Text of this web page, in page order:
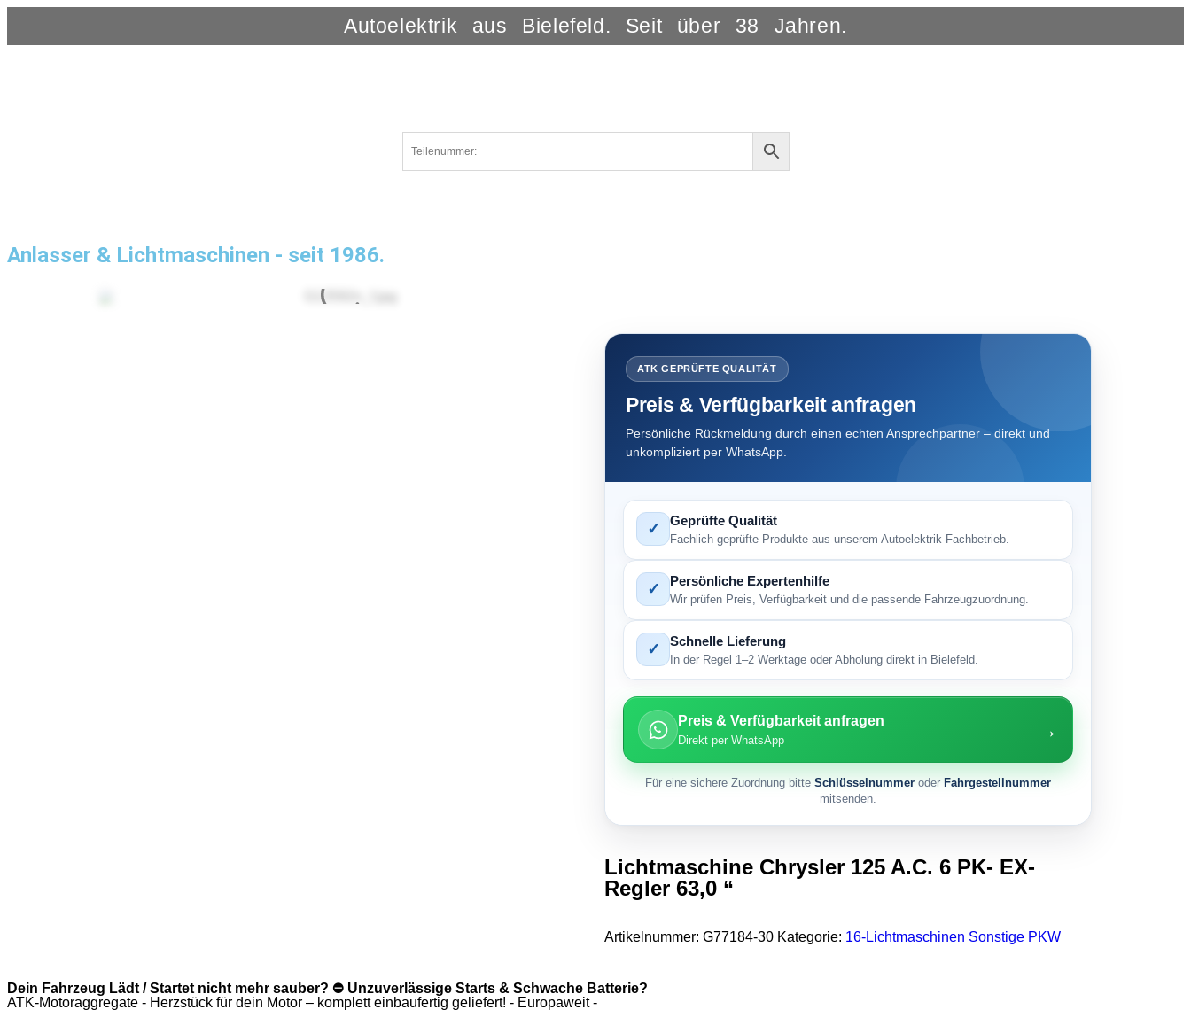
Autoelektrik aus Bielefeld. Seit über 38 Jahren.
Anlasser & Lichtmaschinen - seit 1986.
ATK GEPRÜFTE QUALITÄT
Preis & Verfügbarkeit anfragen
Persönliche Rückmeldung durch einen echten Ansprechpartner – direkt und
unkompliziert per WhatsApp.
✓ Geprüfte Qualität
Fachlich geprüfte Produkte aus unserem Autoelektrik-Fachbetrieb.
✓ Persönliche Expertenhilfe
Wir prüfen Preis, Verfügbarkeit und die passende Fahrzeugzuordnung.
✓ Schnelle Lieferung
In der Regel 1–2 Werktage oder Abholung direkt in Bielefeld.
Preis & Verfügbarkeit anfragen
Direkt per WhatsApp →
Für eine sichere Zuordnung bitte Schlüsselnummer oder Fahrgestellnummer
mitsenden.
Lichtmaschine Chrysler 125 A.C. 6 PK- EX-
Regler 63,0 “
Artikelnummer: G77184-30 Kategorie: 16-Lichtmaschinen Sonstige PKW
Dein Fahrzeug Lädt / Startet nicht mehr sauber? ⛔ Unzuverlässige Starts & Schwache Batterie?
ATK-Motoraggregate - Herzstück für dein Motor – komplett einbaufertig geliefert! - Europaweit -